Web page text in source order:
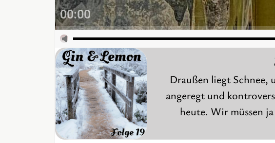
00:00
Draußen liegt Schnee,
angeregt und
heute. Wir müssen